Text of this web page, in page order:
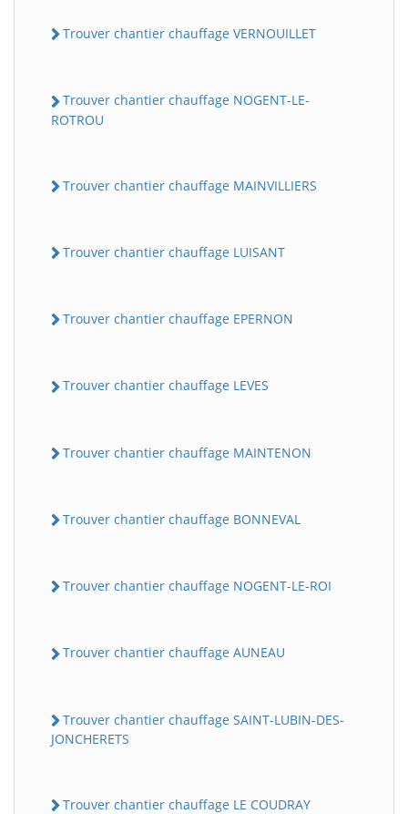
Trouver chantier chauffage VERNOUILLET
Trouver chantier chauffage NOGENT-LE-
ROTROU
Trouver chantier chauffage MAINVILLIERS
Trouver chantier chauffage LUISANT
Trouver chantier chauffage EPERNON
Trouver chantier chauffage LEVES
Trouver chantier chauffage MAINTENON
Trouver chantier chauffage BONNEVAL
Trouver chantier chauffage NOGENT-LE-ROI
Trouver chantier chauffage AUNEAU
Trouver chantier chauffage SAINT-LUBIN-DES-
JONCHERETS
Trouver chantier chauffage LE COUDRAY